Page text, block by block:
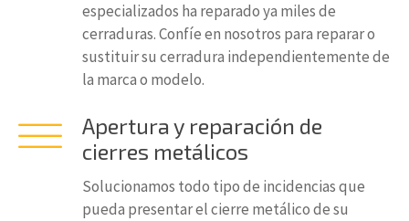
especializados ha reparado ya miles de
cerraduras. Confíe en nosotros para reparar o
sustituir su cerradura independientemente de
la marca o modelo.
Apertura y reparación de
cierres metálicos
Solucionamos todo tipo de incidencias que
pueda presentar el cierre metálico de su